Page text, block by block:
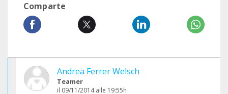
Comparte
Andrea Ferrer Welsch
Teamer
il 09/11/2014 alle 19:55h